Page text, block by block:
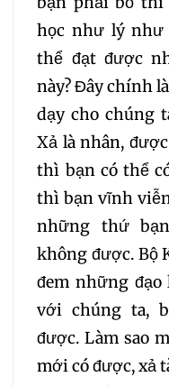
039
042 043
045 046
048 049
051
055
057 058
học như lý như
thể đạt được
này? Đây chính
dạy cho chúng
Xả là nhân,
thì bạn có thể
thì bạn vĩnh
những thứ
không được. Bộ
đem những
với chúng ta,
được. Làm sao
mới có được, xả